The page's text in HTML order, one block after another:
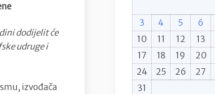
dodijelit će
udruge i
izvođača
3
4 5 6
10
11 12 13
17
18 19 20
24
25 26 27
31